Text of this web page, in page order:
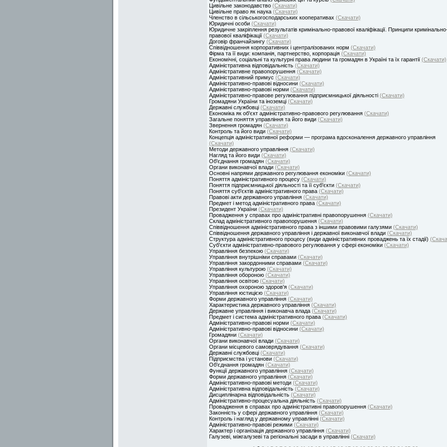
Цивільне законодавство (Скачати)
Цивільне право як наука (Скачати)
Членство в сільськогосподарських кооперативах (Скачати)
Юридичні особи (Скачати)
Юридичне закріплення результатів кримінально-правової кваліфікації. Принципи
правової кваліфікації (Скачати)
Договір франчайзингу (Скачати)
Співвідношення корпоративних і централізованих норм (Скачати)
Фірма та її види: компанія, партнерство, корпорація (Скачати)
Економічні, соціальні та культурні права людини та громадян в Україні та їх гарантії (Скачати)
Адміністративна відповідальність (Скачати)
Адміністративне правопорушення (Скачати)
Адміністративний примус (Скачати)
Адміністративно-правові відносини (Скачати)
Адміністративно-правові норми (Скачати)
Адміністративно-правове регулювання підприємницької діяльності (Скачати)
Громадяни України та іноземці (Скачати)
Державні службовці (Скачати)
Економіка як об'єкт адміністративно-правового регулювання (Скачати)
Загальне поняття управління та його види (Скачати)
Звернення громадян (Скачати)
Контроль та його види (Скачати)
Концепція адміністративної реформи — програма вдосконалення державного управління
(Скачати)
Методи державного управління (Скачати)
Нагляд та його види (Скачати)
Об'єднання громадян (Скачати)
Органи виконавчої влади (Скачати)
Основні напрями державного регулювання економіки (Скачати)
Поняття адміністративного процесу (Скачати)
Поняття підприємницької діяльності та її суб'єкти (Скачати)
Поняття суб'єктів адміністративного права (Скачати)
Правові акти державного управління (Скачати)
Предмет і метод адміністративного права (Скачати)
Президент України (Скачати)
Провадження у справах про адміністративні правопорушення (Скачати)
Склад адміністративного правопорушення (Скачати)
Співвідношення адміністративного права з іншими правовими галузями (Скачати)
Співвідношення державного управління і державної виконавчої влади (Скачати)
Структура адміністративного процесу (види адміністративних проваджень та їх стадії)
Суб'єкти адміністративно-правового регулювання у сфері економіки (Скачати)
Управління безпекою (Скачати)
Управління внутрішніми справами (Скачати)
Управління закордонними справами (Скачати)
Управління культурою (Скачати)
Управління обороною (Скачати)
Управління освітою (Скачати)
Управління охороною здоров'я (Скачати)
Управління юстицією (Скачати)
Форми державного управління (Скачати)
Характеристика державного управління (Скачати)
Державне управління і виконавча влада (Скачати)
Предмет і система адміністративного права (Скачати)
Адміністративно-правові норми (Скачати)
Адміністративно-правові відносини (Скачати)
Громадяни (Скачати)
Органи виконавчої влади (Скачати)
Органи місцевого самоврядування (Скачати)
Державні службовці (Скачати)
Підприємства і установи (Скачати)
Об'єднання громадян (Скачати)
Функції державного управління (Скачати)
Форми державного управління (Скачати)
Адміністративно-правові методи (Скачати)
Адміністративна відповідальність (Скачати)
Дисциплінарна відповідальність (Скачати)
Адміністративно-процесуальна діяльність (Скачати)
Провадження в справах про адміністративні правопорушення (Скачати)
Законність у сфері державного управління (Скачати)
Контроль і нагляд у державному управлінні (Скачати)
Адміністративно-правові режими (Скачати)
Характер і організація державного управління (Скачати)
Галузеві, міжгалузеві та регіональні засади в управлінні (Скачати)